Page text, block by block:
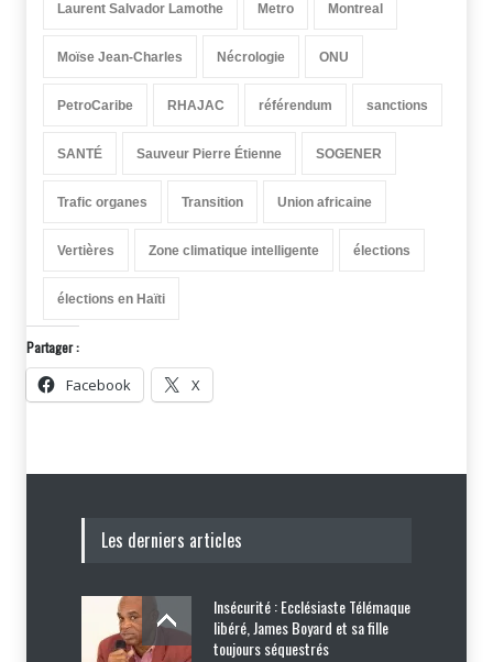
Laurent Salvador Lamothe Metro Montreal
Moïse Jean-Charles Nécrologie ONU
PetroCaribe RHAJAC référendum sanctions
SANTÉ Sauveur Pierre Étienne SOGENER
Trafic organes Transition Union africaine
Vertières Zone climatique intelligente élections
élections en Haïti
Partager :
Facebook X
Les derniers articles
Insécurité : Ecclésiaste Télémaque
libéré, James Boyard et sa fille
toujours séquestrés